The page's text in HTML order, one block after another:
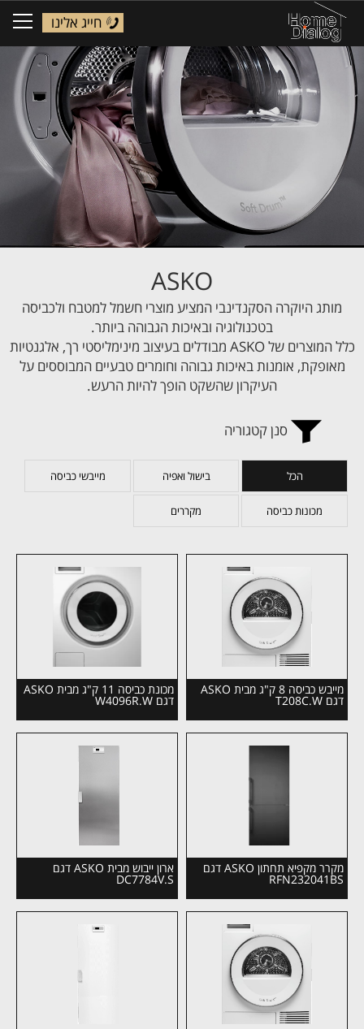
חייג אלינו
ASKO
מותג היוקרה הסקנדינבי המציע מוצרי חשמל למטבח ולכביסה
בטכנולוגיה ובאיכות הגבוהה ביותר.
כלל המוצרים של ASKO מבודלים בעיצוב מינימליסטי רך, אלגנטיות
מאופקת, אומנות באיכות גבוהה וחומרים טבעיים המבוססים על
העיקרון שהשקט הופך להיות הרעש.
סנן קטגוריה
הכל בישול ואפיה מייבשי כביסה
מכונות כביסה מקררים
מייבש כביסה 8 ק"ג מבית ASKO
דגם T208C.W
מכונת כביסה 11 ק"ג מבית ASKO
דגם W4096R.W
מקרר מקפיא תחתון ASKO דגם
RFN232041BS
ארון ייבוש מבית ASKO דגם
DC7784V.S